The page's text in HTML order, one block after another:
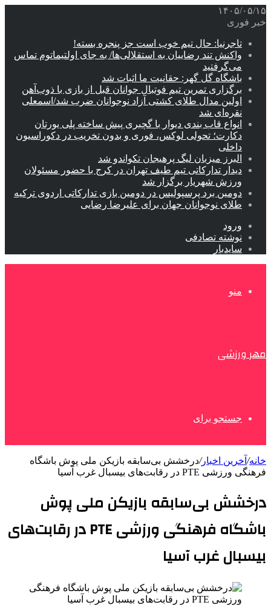
۱۴۰۵/۰۵/۱۵
خبر فوری
تاجرنیا: حال تیم خوب است جز پنجره بسته!
واکنش تند رضاییان به استقلالی‌ها/ به جای اولتیماتوم تماس
می‌گرفتید
باشگاه گل گهر: حقانیت ما اثبات شد
برگزاری تمرین تیم فوتبال جوانان قبل از بازی با ذوب‌آهن
اولین مدال طلای کشتی آزاد نوجوانان ضرب شد/اسمعلی
نقره‌ای شد
انواع قاب بندی دیوار با گچبری پیش ساخته پلی یورتان
دکارت؛ تحولی لوکس، فوری و بدون تخریب در دکوراسیون
داخلی
البرز میزبان لیگ پرهیجان تکواندو شد
دیدار تدارکاتی تیم طیف تهران در کرج با حضور مسئولان
ورزش شهریار برگزار شد
دومین برد پرسپولیس در دومین بازی تدارکاتی اردوی ترکیه
طلای نوجوانان جهان برای علیرضا رضایی
ورود
نوشته تصادفی
سایدبار
منو
مهر ورزشی
جستجو برای
خانه/ آخرین اخبار/درخشش بی‌سابقه بازیکن ملی پوش باشگاه
فرهنگی ورزشی PTE در رقابت‌های بیسبال غرب آسیا
درخشش بی‌سابقه بازیکن ملی پوش
باشگاه فرهنگی ورزشی PTE در رقابت‌های
بیسبال غرب آسیا